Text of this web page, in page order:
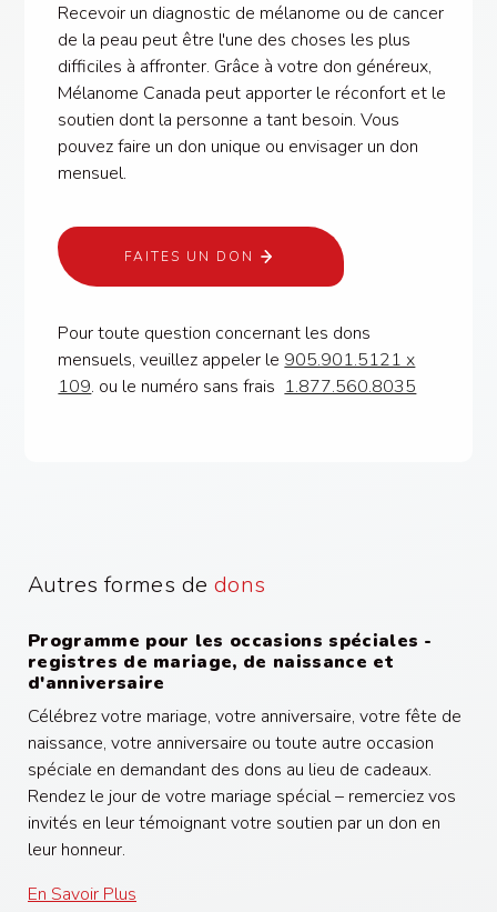
Recevoir un diagnostic de mélanome ou de cancer
de la peau peut être l'une des choses les plus
difficiles à affronter. Grâce à votre don généreux,
Mélanome Canada peut apporter le réconfort et le
soutien dont la personne a tant besoin. Vous
pouvez faire un don unique ou envisager un don
mensuel.
FAITES UN DON
Pour toute question concernant les dons
mensuels, veuillez appeler le 905.901.5121 x
109. ou le numéro sans frais 1.877.560.8035
Autres formes de dons
Programme pour les occasions spéciales -
registres de mariage, de naissance et
d'anniversaire
Célébrez votre mariage, votre anniversaire, votre fête de
naissance, votre anniversaire ou toute autre occasion
spéciale en demandant des dons au lieu de cadeaux.
Rendez le jour de votre mariage spécial – remerciez vos
invités en leur témoignant votre soutien par un don en
leur honneur.
En Savoir Plus